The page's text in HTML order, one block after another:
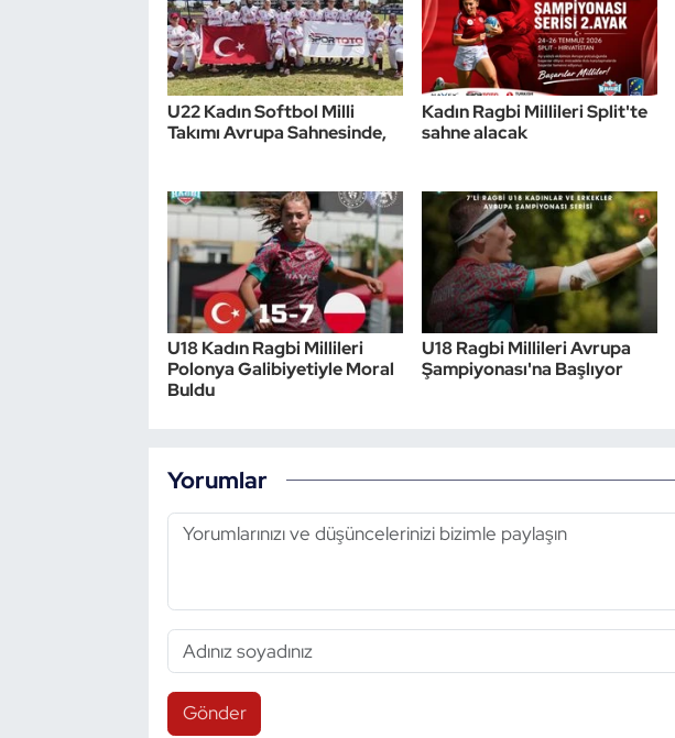
U22 Kadın Softbol Milli
Takımı Avrupa Sahnesinde,
Kadın Ragbi Millileri Split'te
sahne alacak
U18 Kadın Ragbi Millileri
Polonya Galibiyetiyle Moral
Buldu
U18 Ragbi Millileri Avrupa
Şampiyonası'na Başlıyor
Yorumlar
Gönder